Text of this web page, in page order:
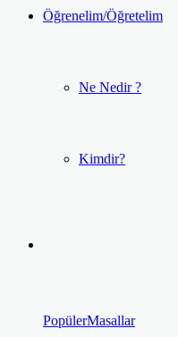
Öğrenelim/Öğretelim
Ne Nedir ?
Kimdir?
PopülerMasallar